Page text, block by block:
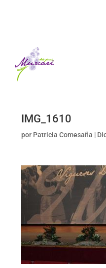
IMG_1610
por Patricia Comesaña |